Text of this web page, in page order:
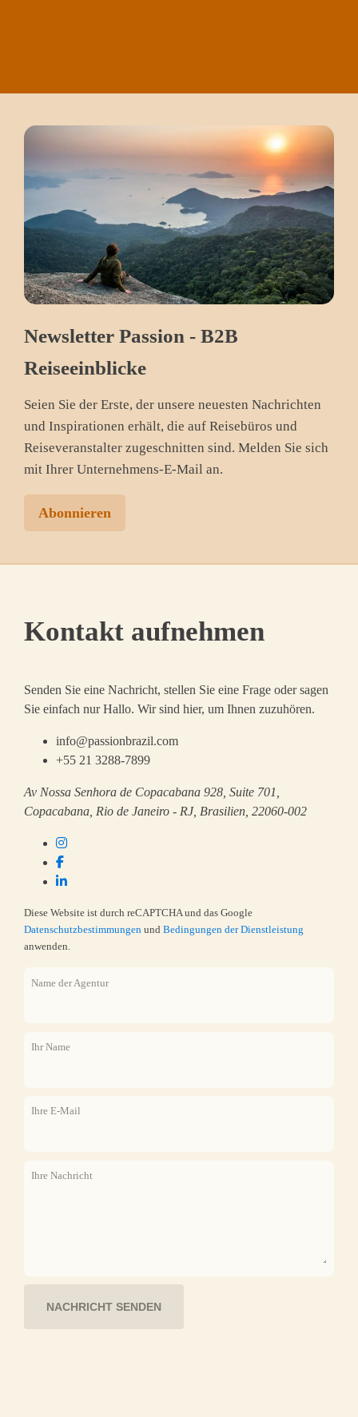
Newsletter Passion - B2B
Reiseeinblicke
Seien Sie der Erste, der unsere neuesten Nachrichten
und Inspirationen erhält, die auf Reisebüros und
Reiseveranstalter zugeschnitten sind. Melden Sie sich
mit Ihrer Unternehmens-E-Mail an.
Abonnieren
Kontakt aufnehmen
Senden Sie eine Nachricht, stellen Sie eine Frage oder sagen
Sie einfach nur Hallo. Wir sind hier, um Ihnen zuzuhören.
info@passionbrazil.com
+55 21 3288-7899
Av Nossa Senhora de Copacabana 928, Suite 701,
Copacabana, Rio de Janeiro - RJ, Brasilien, 22060-002
Diese Website ist durch reCAPTCHA und das Google
Datenschutzbestimmungen und Bedingungen der Dienstleistung
anwenden.
Name der Agentur
Ihr Name
Ihre E-Mail
Ihre Nachricht